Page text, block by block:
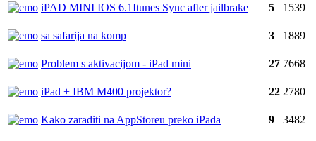
iPAD MINI IOS 6.1Itunes Sync after jailbrake 5 1539
sa safarija na komp 3 1889
Problem s aktivacijom - iPad mini 27 7668
iPad + IBM M400 projektor? 22 2780
Kako zaraditi na AppStoreu preko iPada 9 3482